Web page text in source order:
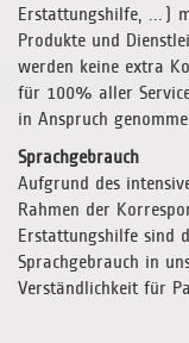
Erstattungshilfe, ...)
Produkte und
werden keine extra
für 100% aller
in Anspruch
Sprachgebrauch
Aufgrund des
Rahmen der
Erstattungshilfe sind
Sprachgebrauch in
Verständlichkeit für